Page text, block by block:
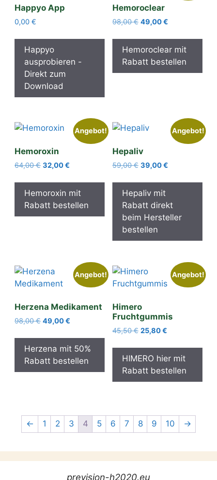
Happyo App
0,00 €
Happyo
ausprobieren -
Direkt zum
Download
Hemoroclear
98,00€ Ursprünglicher
war:
98,00 €
49,00€Aktueller
ist:
49,00 €.
Hemoroclear mit
Rabatt bestellen
Angebot!
Hemoroxin
64,00€ Ursprünglicher
war:
64,00 €
32,00€
ist:
32,00 €.
Hemoroxin mit
Rabatt bestellen
Angebot!
Hepaliv
59,00€ Ursprünglicher
war:
59,00 €
39,00€Aktueller
ist:
Hepaliv mit
Rabatt direkt
beim Hersteller
bestellen
Angebot!
Herzena Medikament
98,00€ Ursprünglicher
war:
98,00 €
49,00€
ist:
49,00 €.
Herzena mit 50%
Rabatt bestellen
Angebot!
Himero
Fruchtgummis
45,50€ Ursprünglicher
war:
45,50 €
25,80€Aktueller
ist:
25,80 €.
HIMERO hier mit
Rabatt bestellen
← 1 2 3 4 5 6 7 8 9 10 →
prevision-h2020.eu